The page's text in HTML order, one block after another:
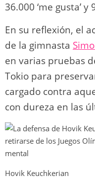
36.000 ‘me gusta’
En su reflexión, el
de la gimnasta
en varias pruebas
Tokio para
cargado contra
con dureza en las
Hovik Keuchkerian